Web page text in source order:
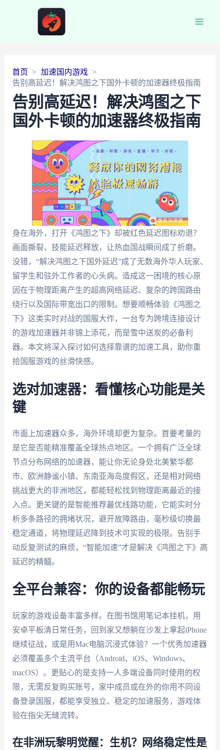
首页
加速国内游戏
告别高延迟！解决鸿图之下国外卡顿的加速器终极指南
告别高延迟！解决鸿图之下
国外卡顿的加速器终极指南
身在海外，打开《鸿图之下》却被红色延迟图标劝退？
画面撕裂、技能延迟释放，让热血国战瞬间成了折磨。
没错，“解决鸿图之下国外延迟”成了无数海外华人玩家、
留学生和驻外工作者的心头病。造成这一困境的核心原
因在于物理距离产生的超高网络延迟、复杂的跨国路由
绕行以及国际带宽出口的限制。想要顺畅体验《鸿图之
下》这类实时对战的国服大作，一台专为跨境连接设计
的游戏加速器并非锦上添花，而是雪中送炭的必备利
器。本文将深入探讨如何选择靠谱的加速工具，助你重
拾国服游戏的丝滑快感。
选对加速器：看懂核心功能是关
键
市面上加速器众多，海外环境却更为复杂。首要考量的
是它是否能精准覆盖全球热点地区。一个拥有广泛全球
节点分布网络的加速器，能让你无论身处北美繁华都
市、欧洲静谧小镇、东南亚海岛度假区，还是相对网络
挑战更大的非洲地区，都能轻松找到物理距离最近的接
入点。更关键的是智能推荐最优线路功能，它能实时分
析多条路径的拥堵状况，避开故障路由，毫秒级切换最
稳定通道，将物理延迟降到技术可实现的极限。告别手
动反复测试的麻烦，“智能加速”才是解决《鸿图之下》高
延迟的精髓。
全平台兼容：你的设备都能畅玩
玩家的游戏设备丰富多样。在图书馆用笔记本挂机，用
安卓平板清日常任务，回到家又想躺在沙发上拿起iPhone
继续征战，或是用Mac电脑沉浸式体验？一个优秀加速器
必须覆盖多个主流平台（Android、iOS、Windows、
macOS）。更贴心的是支持一人多端设备同时使用的权
限，无需反复购买账号，家中成员或在外的你用不同设
备登录国服，都能享受独立、稳定的加速服务，游戏体
验在指尖无缝流转。
在非洲玩黎明觉醒：生机？网络稳定性是